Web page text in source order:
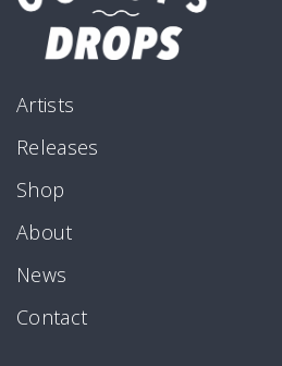
Artists
Releases
Shop
About
News
Contact